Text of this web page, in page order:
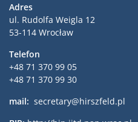
Adres
ul. Rudolfa Weigla 12
53-114 Wrocław
Telefon
+48 71 370 99 05
+48 71 370 99 30
mail: secretary@hirszfeld.pl